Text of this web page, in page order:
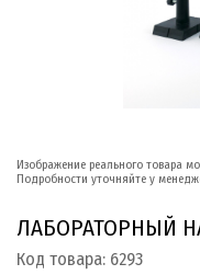
Изображение реального товара
Подробности уточняйте у
ЛАБОРАТОРНЫЙ
Код товара: 6293